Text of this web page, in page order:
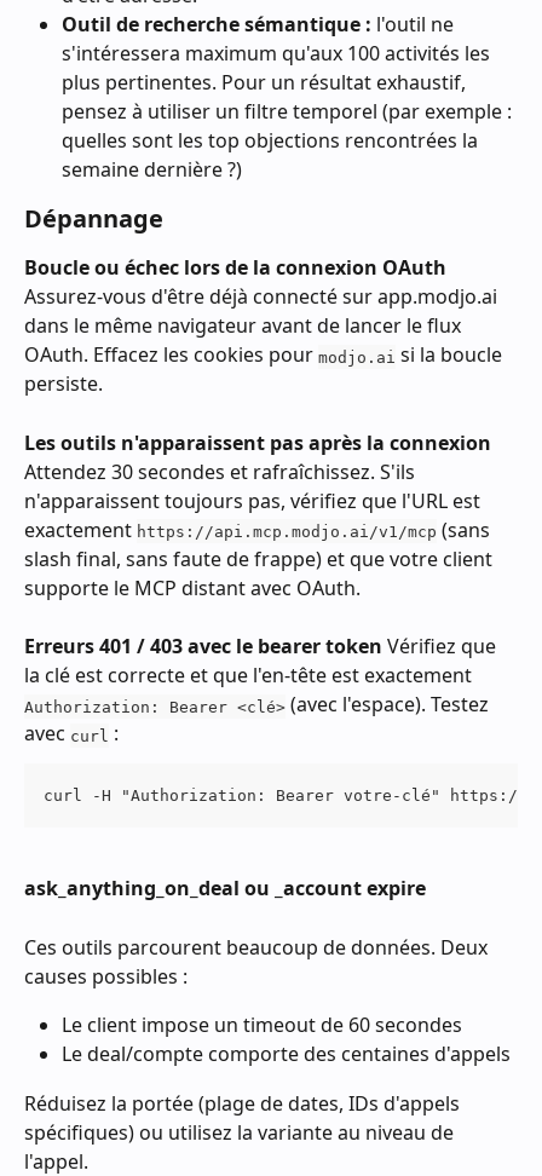
Outil de recherche sémantique : l'outil ne
s'intéressera maximum qu'aux 100 activités les
plus pertinentes. Pour un résultat exhaustif,
pensez à utiliser un filtre temporel (par exemple :
quelles sont les top objections rencontrées la
semaine dernière ?)
Dépannage
Boucle ou échec lors de la connexion OAuth
Assurez-vous d'être déjà connecté sur app.modjo.ai
dans le même navigateur avant de lancer le flux
OAuth. Effacez les cookies pour modjo.ai si la boucle
persiste.
Les outils n'apparaissent pas après la connexion
Attendez 30 secondes et rafraîchissez. S'ils
n'apparaissent toujours pas, vérifiez que l'URL est
exactement https://api.mcp.modjo.ai/v1/mcp (sans
slash final, sans faute de frappe) et que votre client
supporte le MCP distant avec OAuth.
Erreurs 401 / 403 avec le bearer token Vérifiez que
la clé est correcte et que l'en-tête est exactement
Authorization: Bearer <clé> (avec l'espace). Testez
avec curl :
curl -H "Authorization: Bearer votre-clé" https://
ask_anything_on_deal ou _account expire
Ces outils parcourent beaucoup de données. Deux
causes possibles :
Le client impose un timeout de 60 secondes
Le deal/compte comporte des centaines d'appels
Réduisez la portée (plage de dates, IDs d'appels
spécifiques) ou utilisez la variante au niveau de
l'appel.